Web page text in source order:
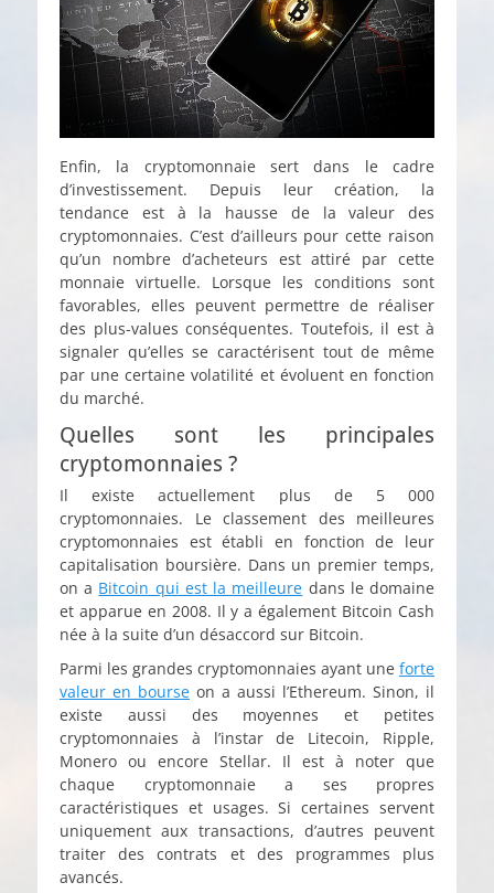
Enfin, la cryptomonnaie sert dans le cadre
d’investissement. Depuis leur création, la
tendance est à la hausse de la valeur des
cryptomonnaies. C’est d’ailleurs pour cette raison
qu’un nombre d’acheteurs est attiré par cette
monnaie virtuelle. Lorsque les conditions sont
favorables, elles peuvent permettre de réaliser
des plus-values conséquentes. Toutefois, il est à
signaler qu’elles se caractérisent tout de même
par une certaine volatilité et évoluent en fonction
du marché.
Quelles sont les principales
cryptomonnaies ?
Il existe actuellement plus de 5 000
cryptomonnaies. Le classement des meilleures
cryptomonnaies est établi en fonction de leur
capitalisation boursière. Dans un premier temps,
on a Bitcoin qui est la meilleure dans le domaine
et apparue en 2008. Il y a également Bitcoin Cash
née à la suite d’un désaccord sur Bitcoin.
Parmi les grandes cryptomonnaies ayant une forte
valeur en bourse on a aussi l’Ethereum. Sinon, il
existe aussi des moyennes et petites
cryptomonnaies à l’instar de Litecoin, Ripple,
Monero ou encore Stellar. Il est à noter que
chaque cryptomonnaie a ses propres
caractéristiques et usages. Si certaines servent
uniquement aux transactions, d’autres peuvent
traiter des contrats et des programmes plus
avancés.